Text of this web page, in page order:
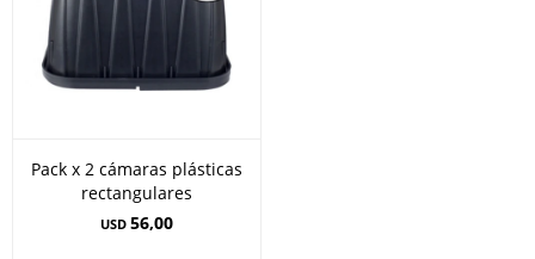
Pack x 2 cámaras plásticas
rectangulares
USD 56,00